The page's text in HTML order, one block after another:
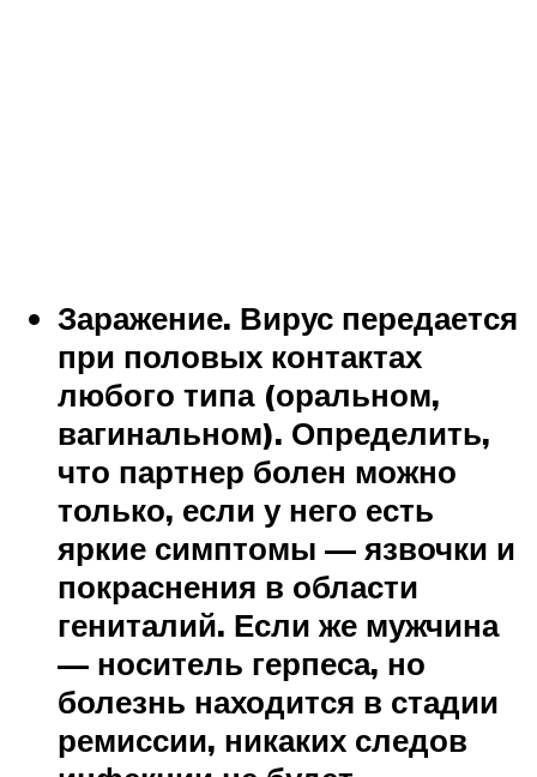
Заражение. Вирус передается
при половых контактах
любого типа (оральном,
вагинальном). Определить,
что партнер болен можно
только, если у него есть
яркие симптомы — язвочки и
покраснения в области
гениталий. Если же мужчина
— носитель герпеса, но
болезнь находится в стадии
ремиссии, никаких следов